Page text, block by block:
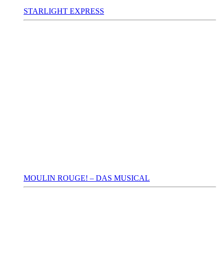
STARLIGHT EXPRESS
MOULIN ROUGE! – DAS MUSICAL